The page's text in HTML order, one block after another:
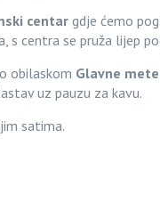
centar gdje ćemo
s centra se pruža lijep
obilaskom Glavne
uz pauzu za kavu.
satima.